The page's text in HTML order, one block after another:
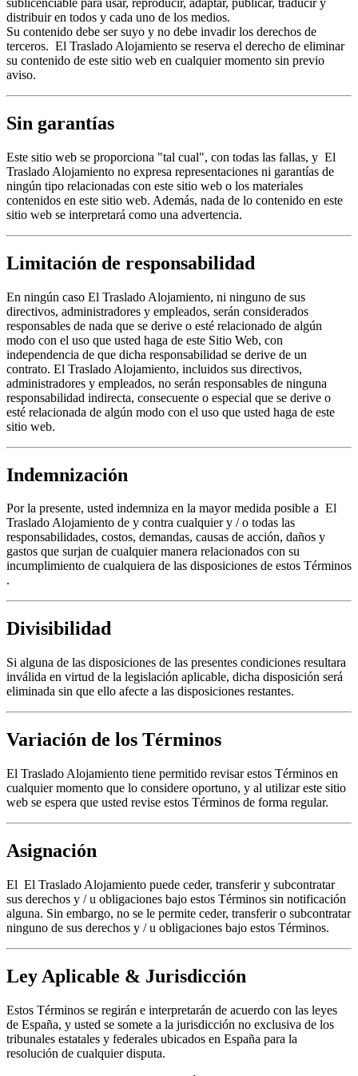
sublicenciable para usar, reproducir, adaptar, publicar, traducir y
distribuir en todos y cada uno de los medios.
Su contenido debe ser suyo y no debe invadir los derechos de
terceros. El Traslado Alojamiento se reserva el derecho de eliminar
su contenido de este sitio web en cualquier momento sin previo
aviso.
Sin garantías
Este sitio web se proporciona "tal cual", con todas las fallas, y El
Traslado Alojamiento no expresa representaciones ni garantías de
ningún tipo relacionadas con este sitio web o los materiales
contenidos en este sitio web. Además, nada de lo contenido en este
sitio web se interpretará como una advertencia.
Limitación de responsabilidad
En ningún caso El Traslado Alojamiento, ni ninguno de sus
directivos, administradores y empleados, serán considerados
responsables de nada que se derive o esté relacionado de algún
modo con el uso que usted haga de este Sitio Web, con
independencia de que dicha responsabilidad se derive de un
contrato. El Traslado Alojamiento, incluidos sus directivos,
administradores y empleados, no serán responsables de ninguna
responsabilidad indirecta, consecuente o especial que se derive o
esté relacionada de algún modo con el uso que usted haga de este
sitio web.
Indemnización
Por la presente, usted indemniza en la mayor medida posible a El
Traslado Alojamiento de y contra cualquier y / o todas las
responsabilidades, costos, demandas, causas de acción, daños y
gastos que surjan de cualquier manera relacionados con su
incumplimiento de cualquiera de las disposiciones de estos Términos
.
Divisibilidad
Si alguna de las disposiciones de las presentes condiciones resultara
inválida en virtud de la legislación aplicable, dicha disposición será
eliminada sin que ello afecte a las disposiciones restantes.
Variación de los Términos
El Traslado Alojamiento tiene permitido revisar estos Términos en
cualquier momento que lo considere oportuno, y al utilizar este sitio
web se espera que usted revise estos Términos de forma regular.
Asignación
El El Traslado Alojamiento puede ceder, transferir y subcontratar
sus derechos y / u obligaciones bajo estos Términos sin notificación
alguna. Sin embargo, no se le permite ceder, transferir o subcontratar
ninguno de sus derechos y / u obligaciones bajo estos Términos.
Ley Aplicable & Jurisdicción
Estos Términos se regirán e interpretarán de acuerdo con las leyes
de España, y usted se somete a la jurisdicción no exclusiva de los
tribunales estatales y federales ubicados en España para la
resolución de cualquier disputa.